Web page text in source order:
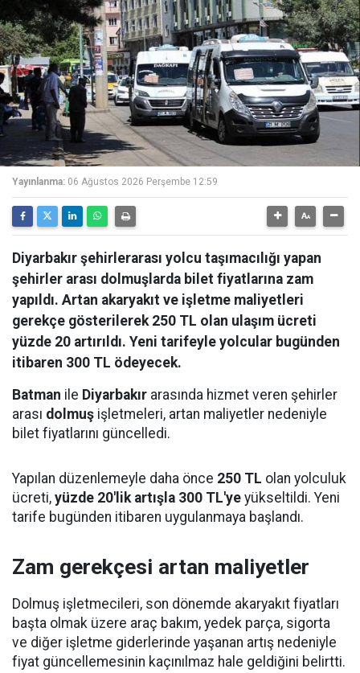
Yayınlanma: 06 Ağustos 2026 Perşembe 12:59
Diyarbakır şehirlerarası yolcu taşımacılığı yapan
şehirler arası dolmuşlarda bilet fiyatlarına zam
yapıldı. Artan akaryakıt ve işletme maliyetleri
gerekçe gösterilerek 250 TL olan ulaşım ücreti
yüzde 20 artırıldı. Yeni tarifeyle yolcular bugünden
itibaren 300 TL ödeyecek.
Batman ile Diyarbakır arasında hizmet veren şehirler
arası dolmuş işletmeleri, artan maliyetler nedeniyle
bilet fiyatlarını güncelledi.
Yapılan düzenlemeyle daha önce 250 TL olan yolculuk
ücreti, yüzde 20'lik artışla 300 TL'ye yükseltildi. Yeni
tarife bugünden itibaren uygulanmaya başlandı.
Zam gerekçesi artan maliyetler
Dolmuş işletmecileri, son dönemde akaryakıt fiyatları
başta olmak üzere araç bakım, yedek parça, sigorta
ve diğer işletme giderlerinde yaşanan artış nedeniyle
fiyat güncellemesinin kaçınılmaz hale geldiğini belirtti.